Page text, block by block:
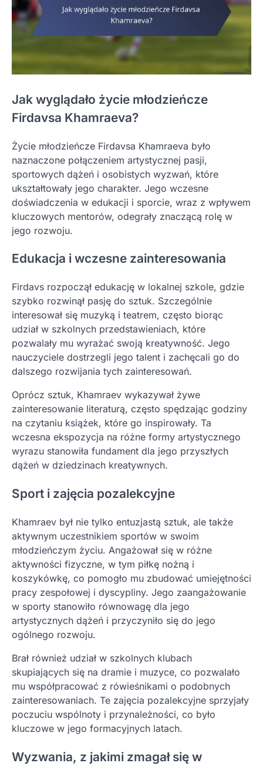
Jak wyglądało życie młodzieńcze
Firdavsa Khamraeva?
Życie młodzieńcze Firdavsa Khamraeva było
naznaczone połączeniem artystycznej pasji,
sportowych dążeń i osobistych wyzwań, które
ukształtowały jego charakter. Jego wczesne
doświadczenia w edukacji i sporcie, wraz z wpływem
kluczowych mentorów, odegrały znaczącą rolę w
jego rozwoju.
Edukacja i wczesne zainteresowania
Firdavs rozpoczął edukację w lokalnej szkole, gdzie
szybko rozwinął pasję do sztuk. Szczególnie
interesował się muzyką i teatrem, często biorąc
udział w szkolnych przedstawieniach, które
pozwalały mu wyrażać swoją kreatywność. Jego
nauczyciele dostrzegli jego talent i zachęcali go do
dalszego rozwijania tych zainteresowań.
Oprócz sztuk, Khamraev wykazywał żywe
zainteresowanie literaturą, często spędzając godziny
na czytaniu książek, które go inspirowały. Ta
wczesna ekspozycja na różne formy artystycznego
wyrazu stanowiła fundament dla jego przyszłych
dążeń w dziedzinach kreatywnych.
Sport i zajęcia pozalekcyjne
Khamraev był nie tylko entuzjastą sztuk, ale także
aktywnym uczestnikiem sportów w swoim
młodzieńczym życiu. Angażował się w różne
aktywności fizyczne, w tym piłkę nożną i
koszykówkę, co pomogło mu zbudować umiejętności
pracy zespołowej i dyscypliny. Jego zaangażowanie
w sporty stanowiło równowagę dla jego
artystycznych dążeń i przyczyniło się do jego
ogólnego rozwoju.
Brał również udział w szkolnych klubach
skupiających się na dramie i muzyce, co pozwalało
mu współpracować z rówieśnikami o podobnych
zainteresowaniach. Te zajęcia pozalekcyjne sprzyjały
poczuciu wspólnoty i przynależności, co było
kluczowe w jego formacyjnych latach.
Wyzwania, z jakimi zmagał się w